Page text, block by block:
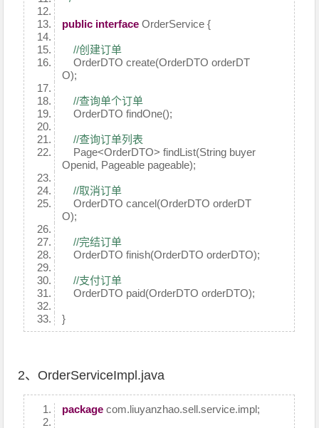
public interface OrderService {
//创建订单
OrderDTO create(OrderDTO orderDT
O);
//查询单个订单
OrderDTO findOne();
//查询订单列表
Page<OrderDTO> findList(String buyer
Openid, Pageable pageable);
//取消订单
OrderDTO cancel(OrderDTO orderDT
O);
//完结订单
OrderDTO finish(OrderDTO orderDTO);
//支付订单
OrderDTO paid(OrderDTO orderDTO);
}
2、OrderServiceImpl.java
package com.liuyanzhao.sell.service.impl;